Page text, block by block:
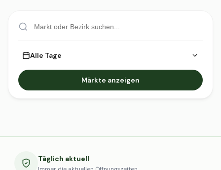
Alle Tage
Märkte anzeigen
Täglich aktuell